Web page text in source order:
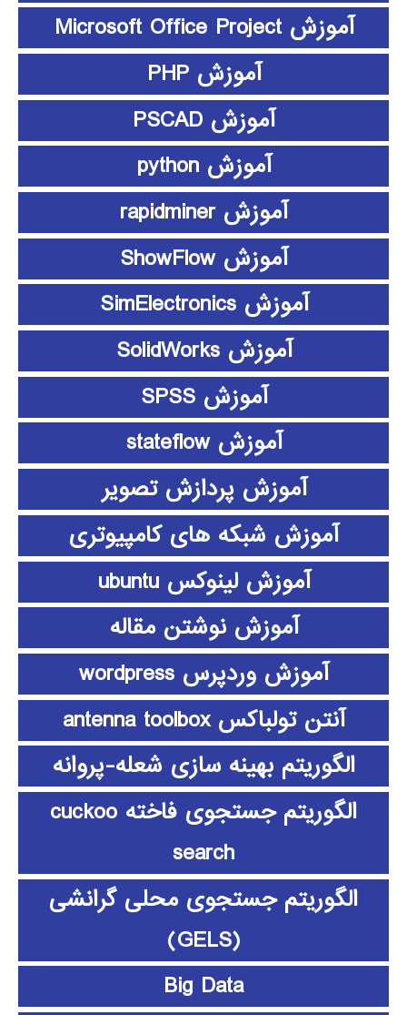
آموزش Microsoft Office Project
آموزش PHP
آموزش PSCAD
آموزش python
آموزش rapidminer
آموزش ShowFlow
آموزش SimElectronics
آموزش SolidWorks
آموزش SPSS
آموزش stateflow
آموزش پردازش تصویر
آموزش شبکه های کامپیوتری
آموزش لینوکس ubuntu
آموزش نوشتن مقاله
آموزش وردپرس wordpress
آنتن تولباکس antenna toolbox
الگوریتم بهینه سازی شعله-پروانه
الگوریتم جستجوی فاخته cuckoo
search
الگوریتم جستجوی محلی گرانشی
(GELS)
Big Data